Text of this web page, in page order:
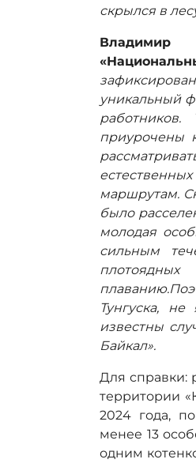
скрылся в
Владимир
уникальный
приурочены
маршрутам.
было
молодая
сильным
Тунгуска,
известны
Байкал».
Для справки:
территории
2024 года,
менее 13
одним